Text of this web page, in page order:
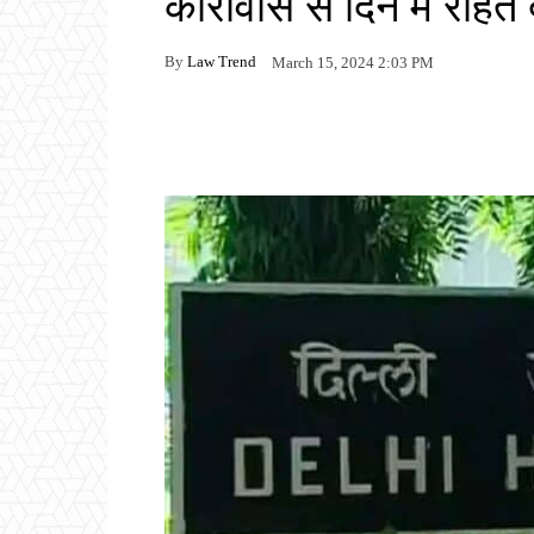
By Law Trend March 15, 2024 2:03 PM